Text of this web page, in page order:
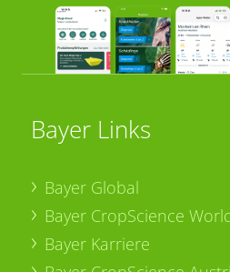
Bayer Links
Bayer Global
Bayer CropScience
Bayer Karriere